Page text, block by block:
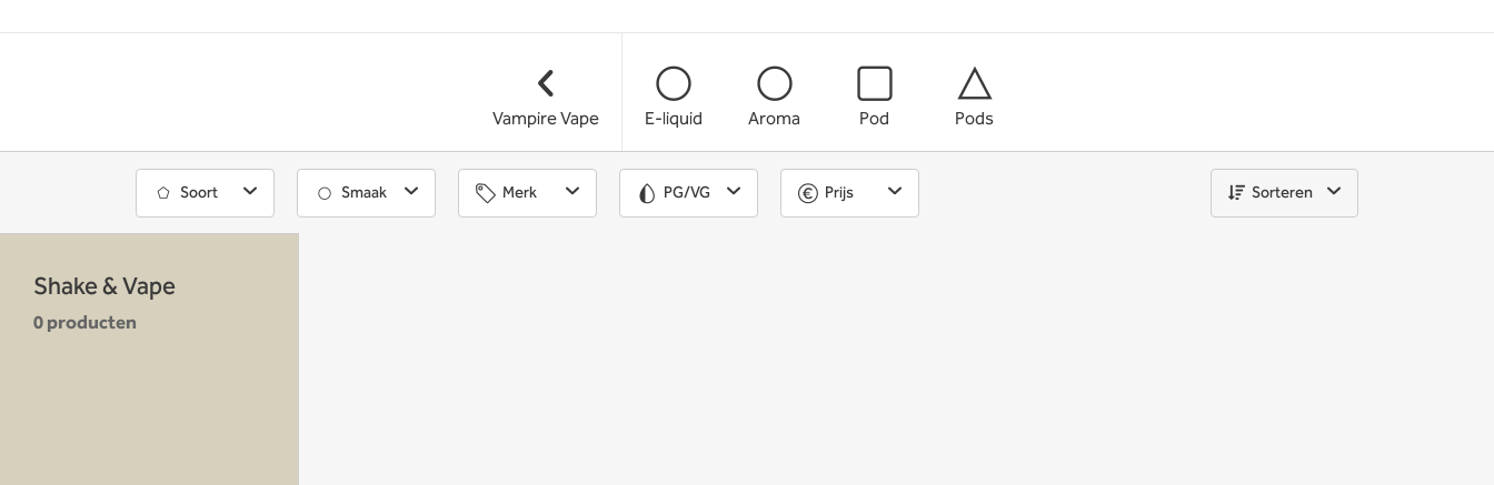
Vampire Vape E-liquid Aroma Pod Pods
Soort Smaak Merk PG/VG Prijs Sorteren
Shake & Vape
0 producten